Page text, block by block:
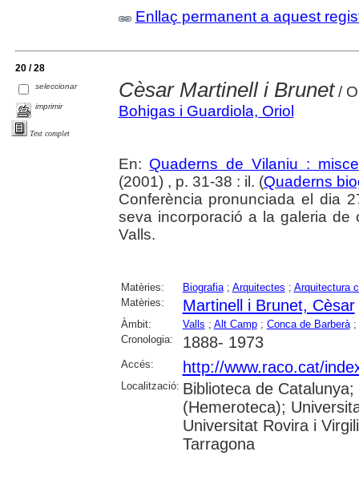
Enllaç permanent a aquest
20 / 28
seleccionar
imprimir
Text complet
Cèsar Martinell i Brunet/
Bohigas i Guardiola, Oriol
En: Quaderns de Vilaniu :
(2001) , p. 31-38 : il. (Quaderns
Conferència pronunciada el dia
seva incorporació a la galeria de
Valls.
Matèries: Biografia; Arquitectes ; Arquitectura
Matèries:
Martinell i Brunet, Cèsar
Àmbit: Valls ; Alt Camp; Conca de Barberà;
Cronologia:
1888- 1973
Accés: http://www.raco.cat/
Localització: Biblioteca de
(Hemeroteca);
Universitat Rovira i
Tarragona